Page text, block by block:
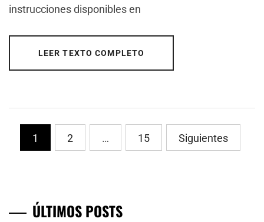
instrucciones disponibles en
LEER TEXTO COMPLETO
PaginaciÃ³n
1 2 … 15 Siguientes
ÚLTIMOS POSTS